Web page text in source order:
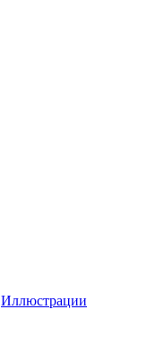
Иллюстрации